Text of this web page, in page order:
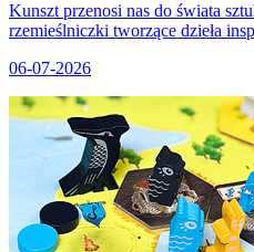
Kunszt przenosi nas do świata
rzemieślniczki tworzące dzieła
06-07-2026